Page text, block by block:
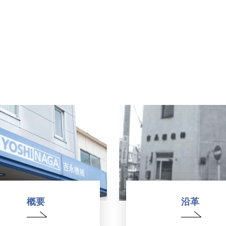
概要 沿革